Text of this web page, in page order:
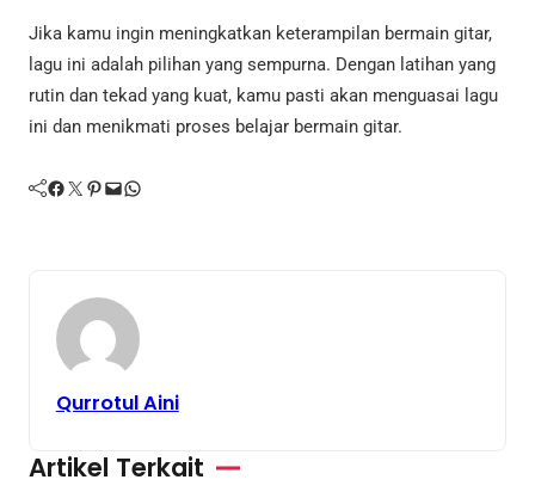
Jika kamu ingin meningkatkan keterampilan bermain gitar,
lagu ini adalah pilihan yang sempurna. Dengan latihan yang
rutin dan tekad yang kuat, kamu pasti akan menguasai lagu
ini dan menikmati proses belajar bermain gitar.
Facebook Twitter Pinterest Mail WhatsApp
Qurrotul Aini
Artikel Terkait